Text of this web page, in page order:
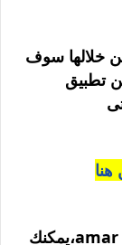
خلالها سوف
تطبيق
وبعد الانتهاء من عملية التثبيت فى تطبيق amar،يمكنك